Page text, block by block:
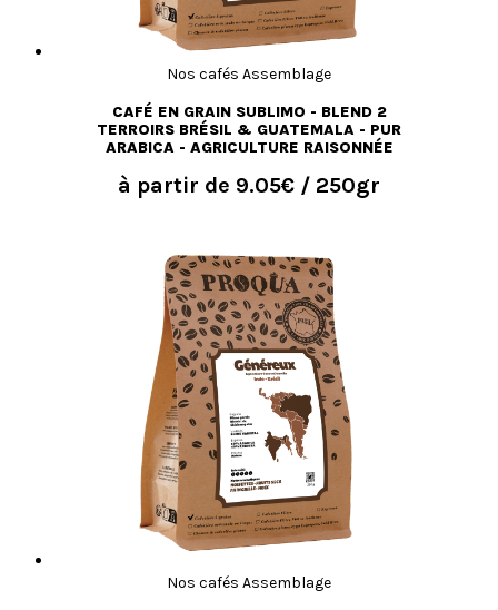
Nos cafés Assemblage
CAFÉ EN GRAIN SUBLIMO - BLEND 2
TERROIRS BRÉSIL & GUATEMALA - PUR
ARABICA - AGRICULTURE RAISONNÉE
à partir de 9.05€ / 250gr
Nos cafés Assemblage